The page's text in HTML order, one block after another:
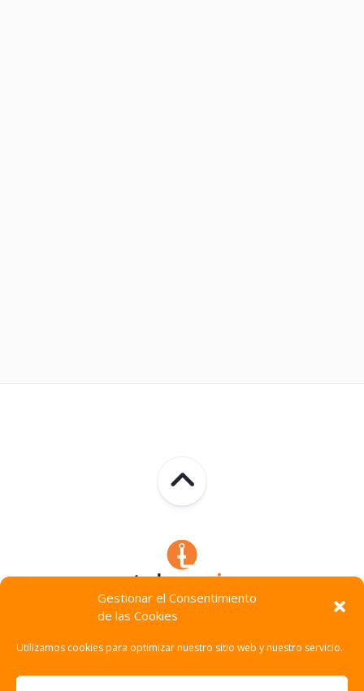
Gestionar el Consentimiento
de las Cookies
Utilizamos cookies para optimizar nuestro sitio web y nuestro servicio.
Technocracia © 2026. Todos Los Derechos Reservados.